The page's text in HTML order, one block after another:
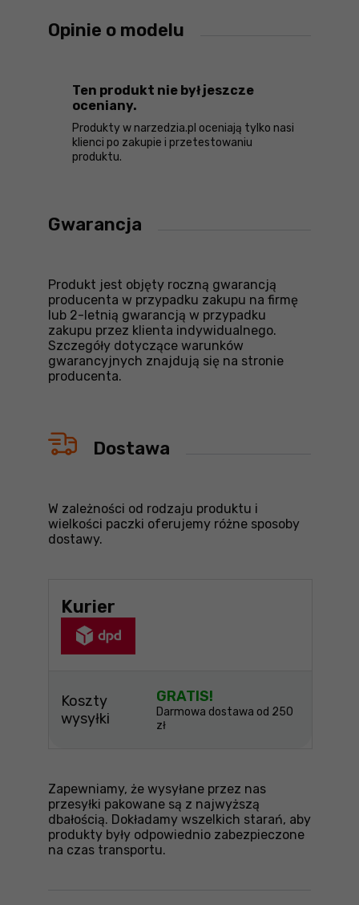
Opinie o modelu
Ten produkt nie był jeszcze
oceniany.
Produkty w narzedzia.pl oceniają tylko nasi
klienci po zakupie i przetestowaniu
produktu.
Gwarancja
Produkt jest objęty roczną gwarancją
producenta w przypadku zakupu na firmę
lub 2-letnią gwarancją w przypadku
zakupu przez klienta indywidualnego.
Szczegóły dotyczące warunków
gwarancyjnych znajdują się na stronie
producenta.
Dostawa
W zależności od rodzaju produktu i
wielkości paczki oferujemy różne sposoby
dostawy.
Kurier
Koszty
wysyłki
GRATIS!
Darmowa dostawa od 250
zł
Zapewniamy, że wysyłane przez nas
przesyłki pakowane są z najwyższą
dbałością. Dokładamy wszelkich starań, aby
produkty były odpowiednio zabezpieczone
na czas transportu.